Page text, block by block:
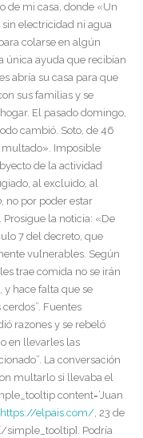
de mi casa, donde «Un
electricidad ni agua
colarse en algún
única ayuda que recibían
abría su casa para que
sus familias y se
El pasado domingo,
cambió. Soto, de 46
multado». Imposible
de la actividad
al excluido, al
, no por poder estar
la noticia: «De
7 del decreto, que
vulnerables. Según
trae comida no se irán
y hace falta que se
Fuentes
razones y se rebeló
en llevarles las
La conversación
multarlo si llevaba el
content=’Juan
https://elpais.com/, 23 de
[/simple_tooltip]. Podría